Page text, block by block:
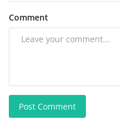
Comment
Post Comment